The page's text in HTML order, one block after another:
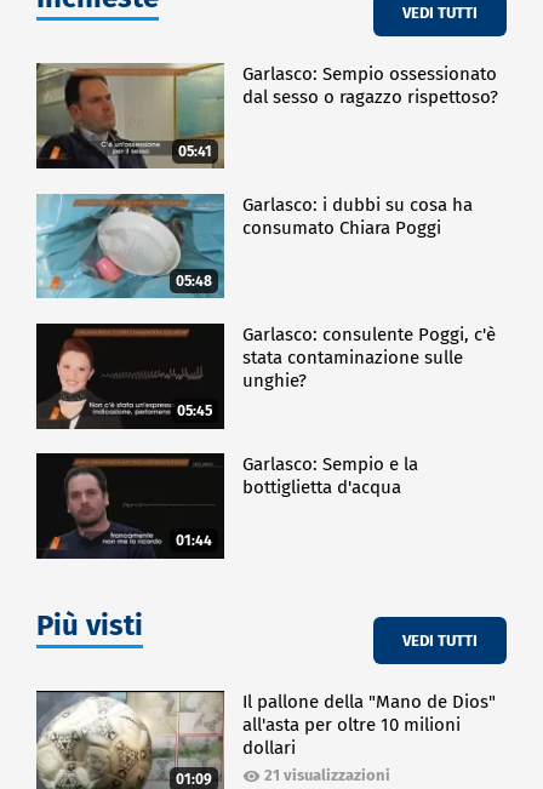
VEDI TUTTI
05:41
Garlasco: Sempio ossessionato
dal sesso o ragazzo rispettoso?
05:48
Garlasco: i dubbi su cosa ha
consumato Chiara Poggi
05:45
Garlasco: consulente Poggi, c'è
stata contaminazione sulle
unghie?
01:44
Garlasco: Sempio e la
bottiglietta d'acqua
Più visti VEDI TUTTI
01:09
Il pallone della "Mano de Dios"
all'asta per oltre 10 milioni
dollari
21 visualizzazioni